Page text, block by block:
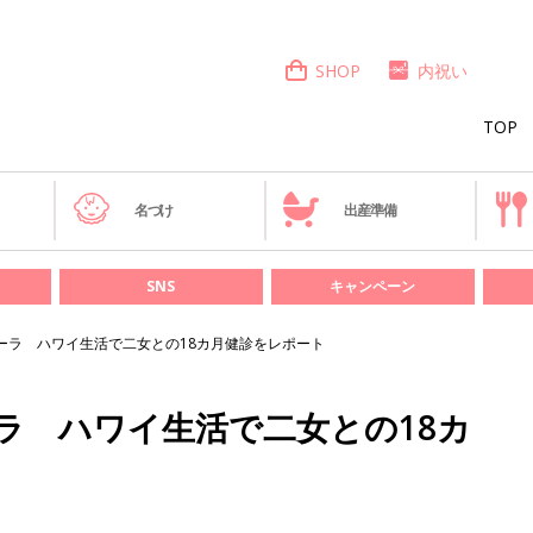
TOP
SHOP 内祝い
名づけ 出産準備
SNS キャンペーン
ラ ハワイ生活で二女との18カ月健診をレポート
ハワイ生活で二女との18カ